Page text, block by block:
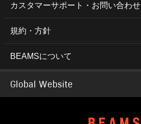
カスタマーサポート・お問い合わせ
規約・方針
BEAMSについて
Global Website